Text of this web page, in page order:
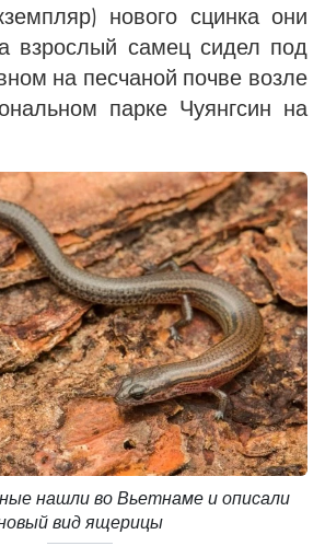
нового сцинка они
взрослый самец сидел под
на песчаной почве возле
парке Чуянгсин на
нашли во Вьетнаме и описали
вид ящерицы